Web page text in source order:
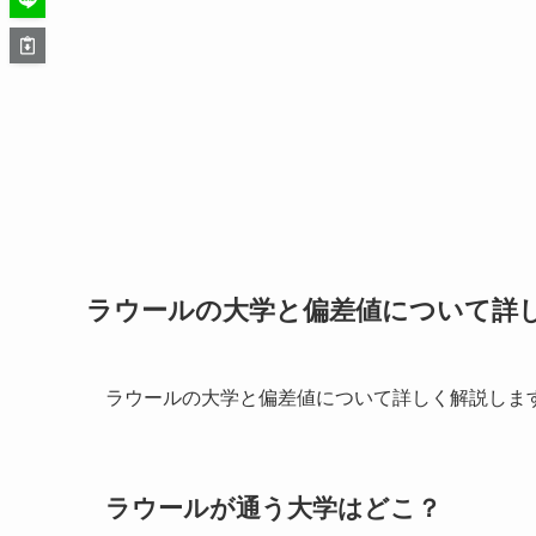
ラウールの大学と偏差値について詳
ラウールの大学と偏差値について詳しく解説しま
ラウールが通う大学はどこ？